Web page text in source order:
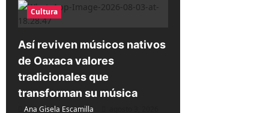
a
d
a
s
Cultura
Así reviven músicos nativos
de Oaxaca valores
tradicionales que
transforman su música
Ana Gisela Escamilla